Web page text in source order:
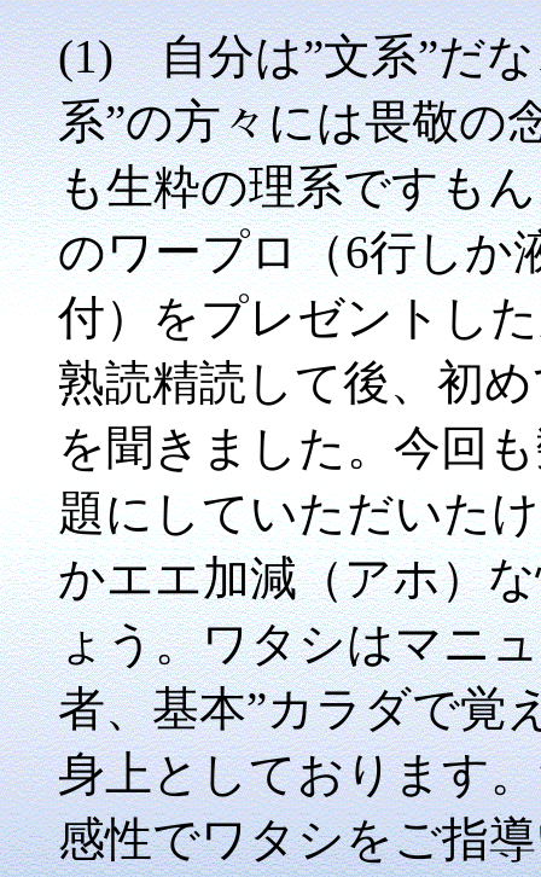
(1) 自分は”文系”だ
系”の方々には畏敬の
も生粋の理系ですも
のワープロ（6行しか
付）をプレゼントし
熟読精読して後、初
を聞きました。今回
題にしていただいた
かエエ加減（アホ）
ょう。ワタシはマニ
者、基本”カラダで覚
身上としております
感性でワタシをご指